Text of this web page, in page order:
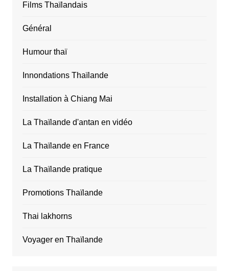
Films Thaïlandais
Général
Humour thaï
Innondations Thaïlande
Installation à Chiang Mai
La Thaïlande d'antan en vidéo
La Thaïlande en France
La Thaïlande pratique
Promotions Thaïlande
Thai lakhorns
Voyager en Thaïlande